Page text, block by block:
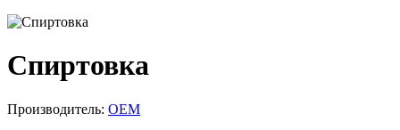
Спиртовка
Производитель: ОЕМ